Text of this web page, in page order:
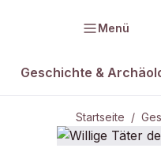
Menü
Geschichte &
Startseite /